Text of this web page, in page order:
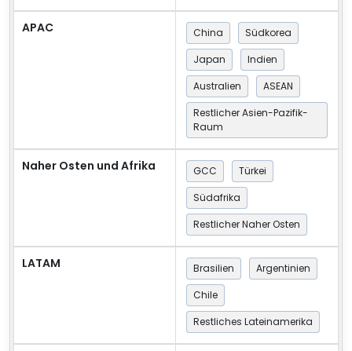
APAC China
Südkorea
Japan
Indien
Australien
ASEAN
Restlicher Asien-Pazifik-
Raum
Naher Osten und Afrika GCC
Türkei
Südafrika
Restlicher Naher Osten
LATAM Brasilien
Argentinien
Chile
Restliches Lateinamerika